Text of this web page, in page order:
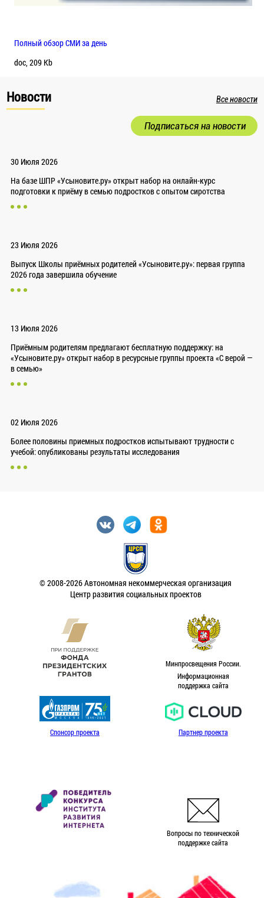
Полный обзор СМИ за день
doc, 209 Kb
Новости Все новости
Подписаться на новости
30 Июля 2026
На базе ШПР «Усыновите.ру» открыт набор на онлайн-курс
подготовки к приёму в семью подростков с опытом сиротства
23 Июля 2026
Выпуск Школы приёмных родителей «Усыновите.ру»: первая группа
2026 года завершила обучение
13 Июля 2026
Приёмным родителям предлагают бесплатную поддержку: на
«Усыновите.ру» открыт набор в ресурсные группы проекта «С верой —
в семью»
02 Июля 2026
Более половины приемных подростков испытывают трудности с
учебой: опубликованы результаты исследования
© 2008-2026 Автономная некоммерческая организация
Центр развития социальных проектов
Минпросвещения России.
Информационная
поддержка сайта
Спонсор проекта Партнер проекта
Вопросы по технической
поддержке сайта